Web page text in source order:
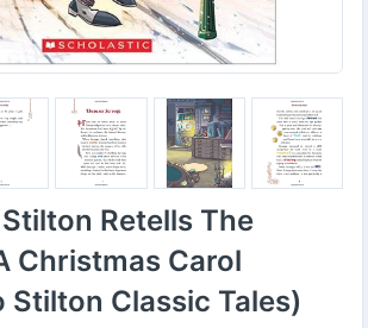
Retells The
Christmas Carol
Stilton Classic Tales)